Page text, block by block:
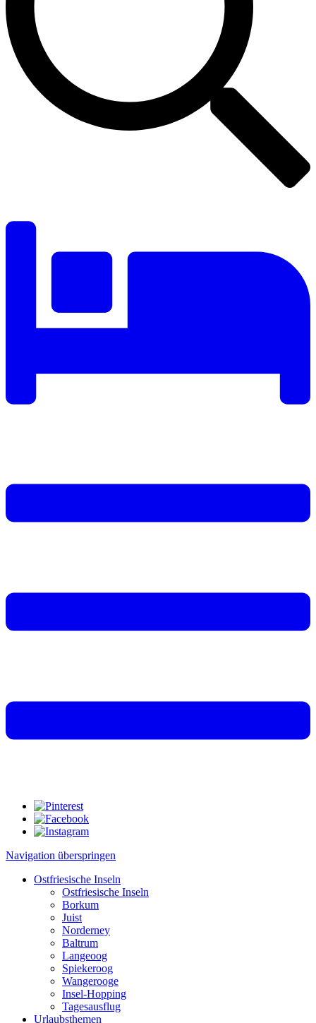
Navigation überspringen
Ostfriesische Inseln
Ostfriesische Inseln
Borkum
Juist
Norderney
Baltrum
Langeoog
Spiekeroog
Wangerooge
Insel-Hopping
Tagesausflug
Urlaubsthemen